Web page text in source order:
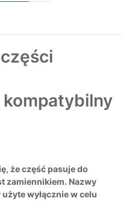
że część pasuje do
zamiennikiem. Nazwy
wyłącznie w celu